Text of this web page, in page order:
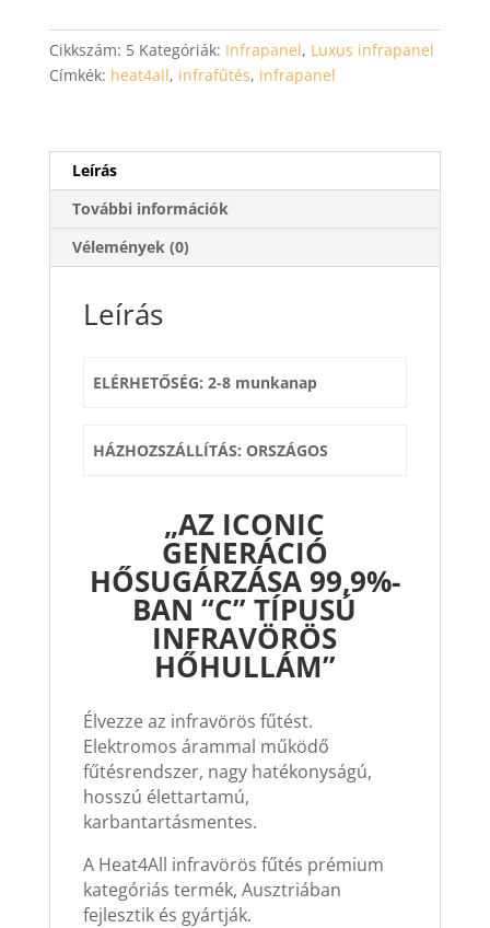
Cikkszám: 5 Kategóriák: Infrapanel, Luxus infrapanel
Címkék: heat4all, infrafűtés, infrapanel
Leírás
További információk
Vélemények (0)
Leírás
ELÉRHETŐSÉG: 2-8 munkanap
HÁZHOZSZÁLLÍTÁS: ORSZÁGOS
„AZ ICONIC
GENERÁCIÓ
HŐSUGÁRZÁSA 99,9%-
BAN “C” TÍPUSÚ
INFRAVÖRÖS
HŐHULLÁM”
Élvezze az infravörös fűtést.
Elektromos árammal működő
fűtésrendszer, nagy hatékonyságú,
hosszú élettartamú,
karbantartásmentes.
A Heat4All infravörös fűtés prémium
kategóriás termék, Ausztriában
fejlesztik és gyártják.